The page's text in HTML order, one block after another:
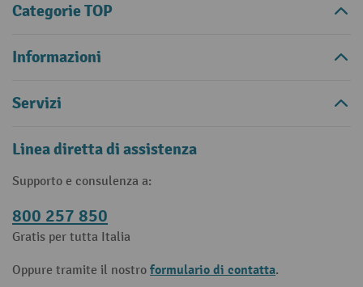
Categorie TOP
Informazioni
Servizi
Linea diretta di assistenza
Supporto e consulenza a:
800 257 850
Gratis per tutta Italia
Oppure tramite il nostro formulario di contatta.